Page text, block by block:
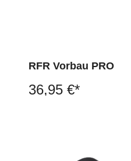
RFR Vorbau PRO
36,95 €*